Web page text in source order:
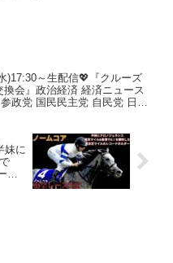
)17:30～生配信💖『クルーズ
換会』政治経済 経済ニュース
政党 国民民主党 自民党 日本
妹に